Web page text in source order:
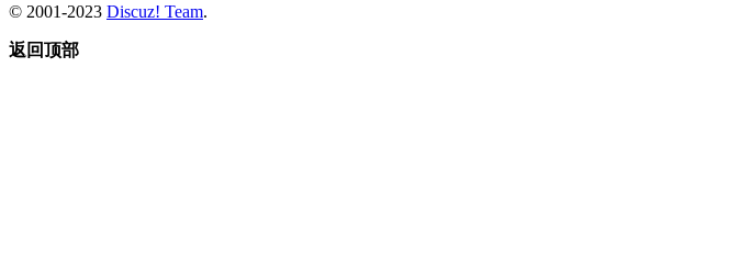
© 2001-2023 Discuz! Team.
返回顶部